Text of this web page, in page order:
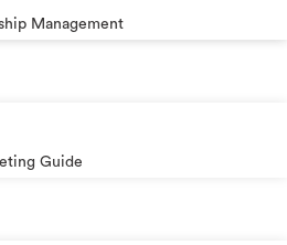
Management
Guide